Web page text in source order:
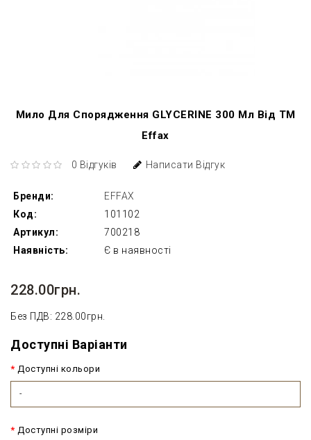
Мило Для Спорядження GLYCERINE 300 Мл Від ТМ
Effax
0 Відгуків Написати Відгук
Бренди:
EFFAX
Код:
101102
Артикул:
700218
Наявність:
Є в наявності
228.00грн.
Без ПДВ: 228.00грн.
Доступні Варіанти
Доступні кольори
-
Доступні розміри